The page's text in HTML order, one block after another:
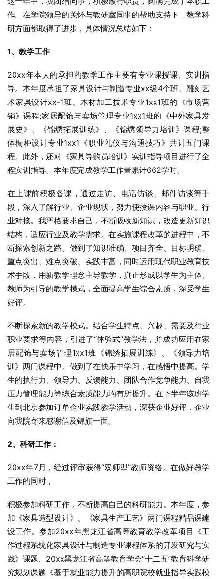
作。在学院领导的关怀与教研室同事的帮助支持下，教学科
研方面都取得了进步，具体情况总结如下：
1、教学工作
20xx年本人的承担的教学工作主要有专业课授课、实训指
导。本年度承担了家具设计与制造专业xx级4个班、雕刻艺
术家具设计xx-1班、木材加工技术专业1xx1班的《市场营
销》课程;家居配饰与卖场管理专业1xx1班的《中外家具发
展史》、《锦绣拓展训练》、《锦绣领导力培训》课程;整
体橱柜设计专业1xx1《职业礼仪与沟通技巧》共计五门课
程。此外，还对《家具导购员培训》实训指导项目进行了全
程实训指导。本年度完成教学工作量累计662学时。
在上课前积极备课，通过走访、电话访谈、邮件访谈等手
段，深入了解行业、企业现状，努力使授课内容与职业、行
业对接。我严格要求自己，不断吸收新知识，改造更新知识
结构，适应行业及教学需求。在实施课程改革的进程中，不
断探索创新之路。做到了知识准确、项目齐全、目标明确、
重点突出、难点突破、实践丰富，同时运用现代职业教育技
术手段，用新教学理念主导教学，真正形成以学生为主体、
教师为引导的教学模式，全面提高学生综合素质，深受学生
好评。
不断探索新的教学模式。结合学生特点、兴趣、需要及行业
职业要求等内容，引进了“体验式”教学法，并成功应用在家
居配饰与卖场管理1xx1班《锦绣拓展训练》、《领导力培
训》两门课程中。做到了在快乐中学习，在感悟中提高。学
生的执行力、领导力、反馈能力、团队合作竞争能力、自我
压力管理能力等综合素质能力均有所提升。在下半年该班学
生到北京参加订单企业实践教学活动，深获企业好评，企业
向我院寄来感谢信及锦旗一面。
2、科研工作：
20xx年7月，经过评审获得“双师型”教师资格。在做好教学
工作的同时，
积极参加科研工作，不断提高自己的科研能力。本年度，参
加《家具造型设计》、《家具生产工艺》两门课程精品课建
设工作。参加20xx年黑龙江省高等教育教学改革项目《工
作过程系统化家具设计与制造专业课程体系的开发研究与实
践》课题、20xx黑龙江省高等教育学会“十二五”教育科学研
究规划课题《基于就业能力提升的高职院校就业指导实践模